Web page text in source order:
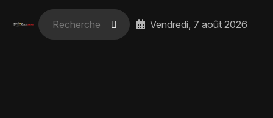
Vendredi, 7 août 2026